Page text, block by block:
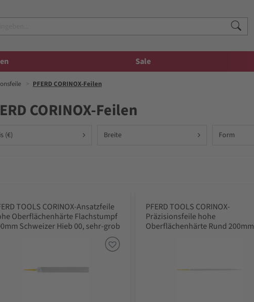
Sale
PFERD CORINOX-Feilen
CORINOX-Feilen
(€) Breite Form
TOOLS CORINOX-Ansatzfeile
Oberflächenhärte Flachstumpf
Schweizer Hieb 00, sehr-grob
PFERD TOOLS CORINOX-
Präzisionsfeile hohe
Oberflächenhärte Rund 200mm